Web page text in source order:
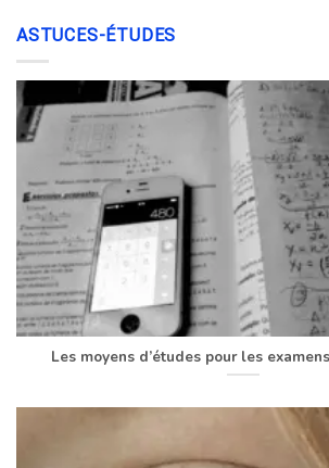
ASTUCES-ÉTUDES
Les moyens d’études pour les